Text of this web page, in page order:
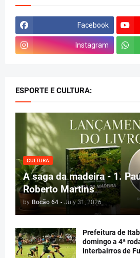
Facebook
Instagram
ESPORTE E CULTURA:
CULTURA
A saga da madeira - 1.
Roberto Martins
by Bocão 64 - July 31, 2026
Prefeitura de
domingo a 4ª
Interbairros de